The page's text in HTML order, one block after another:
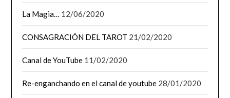
La Magia… 12/06/2020
CONSAGRACIÓN DEL TAROT 21/02/2020
Canal de YouTube 11/02/2020
Re-enganchando en el canal de youtube 28/01/2020